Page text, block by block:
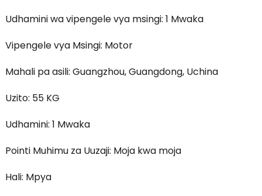
Udhamini wa vipengele vya msingi: 1 Mwaka
Vipengele vya Msingi: Motor
Mahali pa asili: Guangzhou, Guangdong, Uchina
Uzito: 55 KG
Udhamini: 1 Mwaka
Pointi Muhimu za Uuzaji: Moja kwa moja
Hali: Mpya